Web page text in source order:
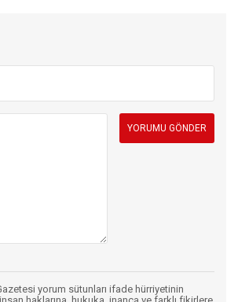
yorum sütunları ifade hürriyetinin